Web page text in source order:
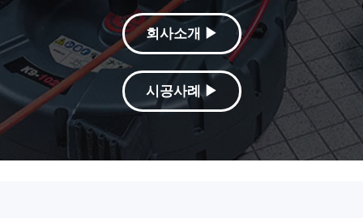
회사소개 ▶
시공사례 ▶